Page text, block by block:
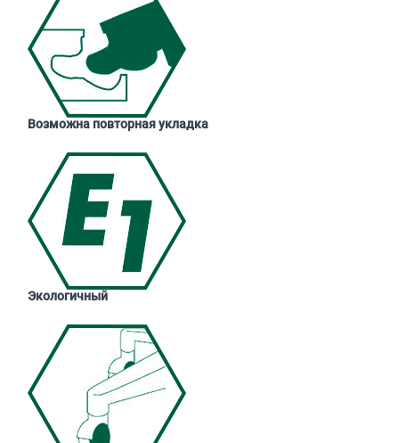
Возможна повторная укладка
Экологичный